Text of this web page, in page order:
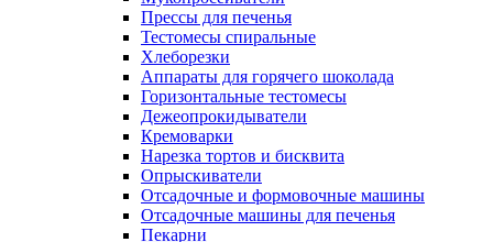
Прессы для печенья
Тестомесы спиральные
Хлеборезки
Аппараты для горячего шоколада
Горизонтальные тестомесы
Дежеопрокидыватели
Кремоварки
Нарезка тортов и бисквита
Опрыскиватели
Отсадочные и формовочные машины
Отсадочные машины для печенья
Пекарни